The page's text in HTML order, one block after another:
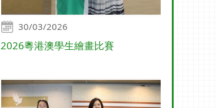
30/03/2026
2026粵港澳學生繪畫比賽